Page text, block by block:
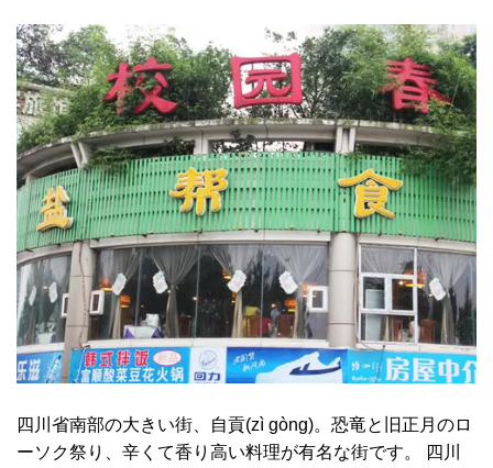
四川省南部の大きい街、自貢(zì gòng)。恐竜と旧正月のロ
ーソク祭り、辛くて香り高い料理が有名な街です。 四川